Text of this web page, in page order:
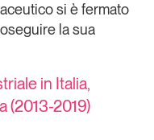
si è fermato
la sua
in Italia,
(2013-2019)